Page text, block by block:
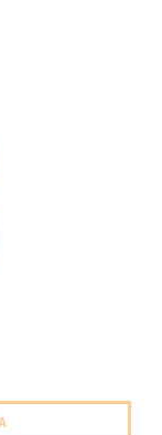
cca do 30 cm